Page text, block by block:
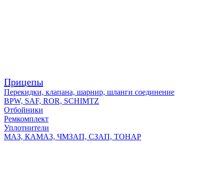
Прицепы
Перекидки, клапана, шарнир, шланги соединение
BPW, SAF, ROR, SCHIMTZ
Отбойники
Ремкомплект
Уплотнители
МАЗ, КАМАЗ, ЧМЗАП, СЗАП, ТОНАР